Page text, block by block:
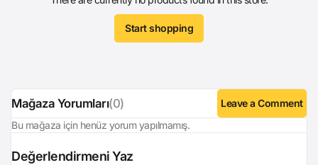
Start shopping
Mağaza Yorumları(0)
Leave a Comment
Bu mağaza için henüz yorum yapılmamış.
Değerlendirmeni Yaz